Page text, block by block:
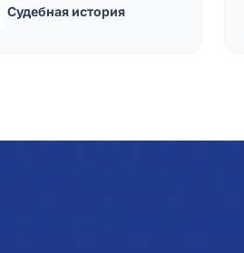
Судебная история